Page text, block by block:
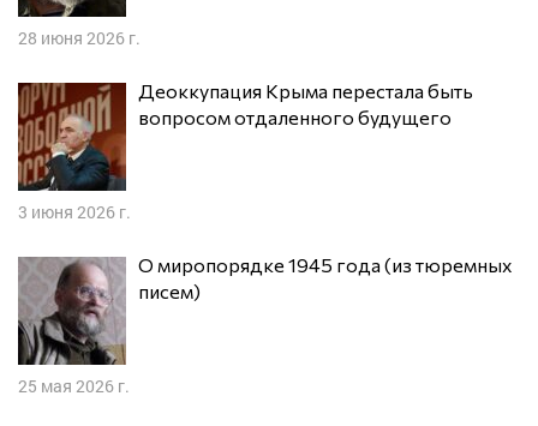
28 июня 2026 г.
Деоккупация Крыма перестала быть
вопросом отдаленного будущего
3 июня 2026 г.
О миропорядке 1945 года (из тюремных
писем)
25 мая 2026 г.